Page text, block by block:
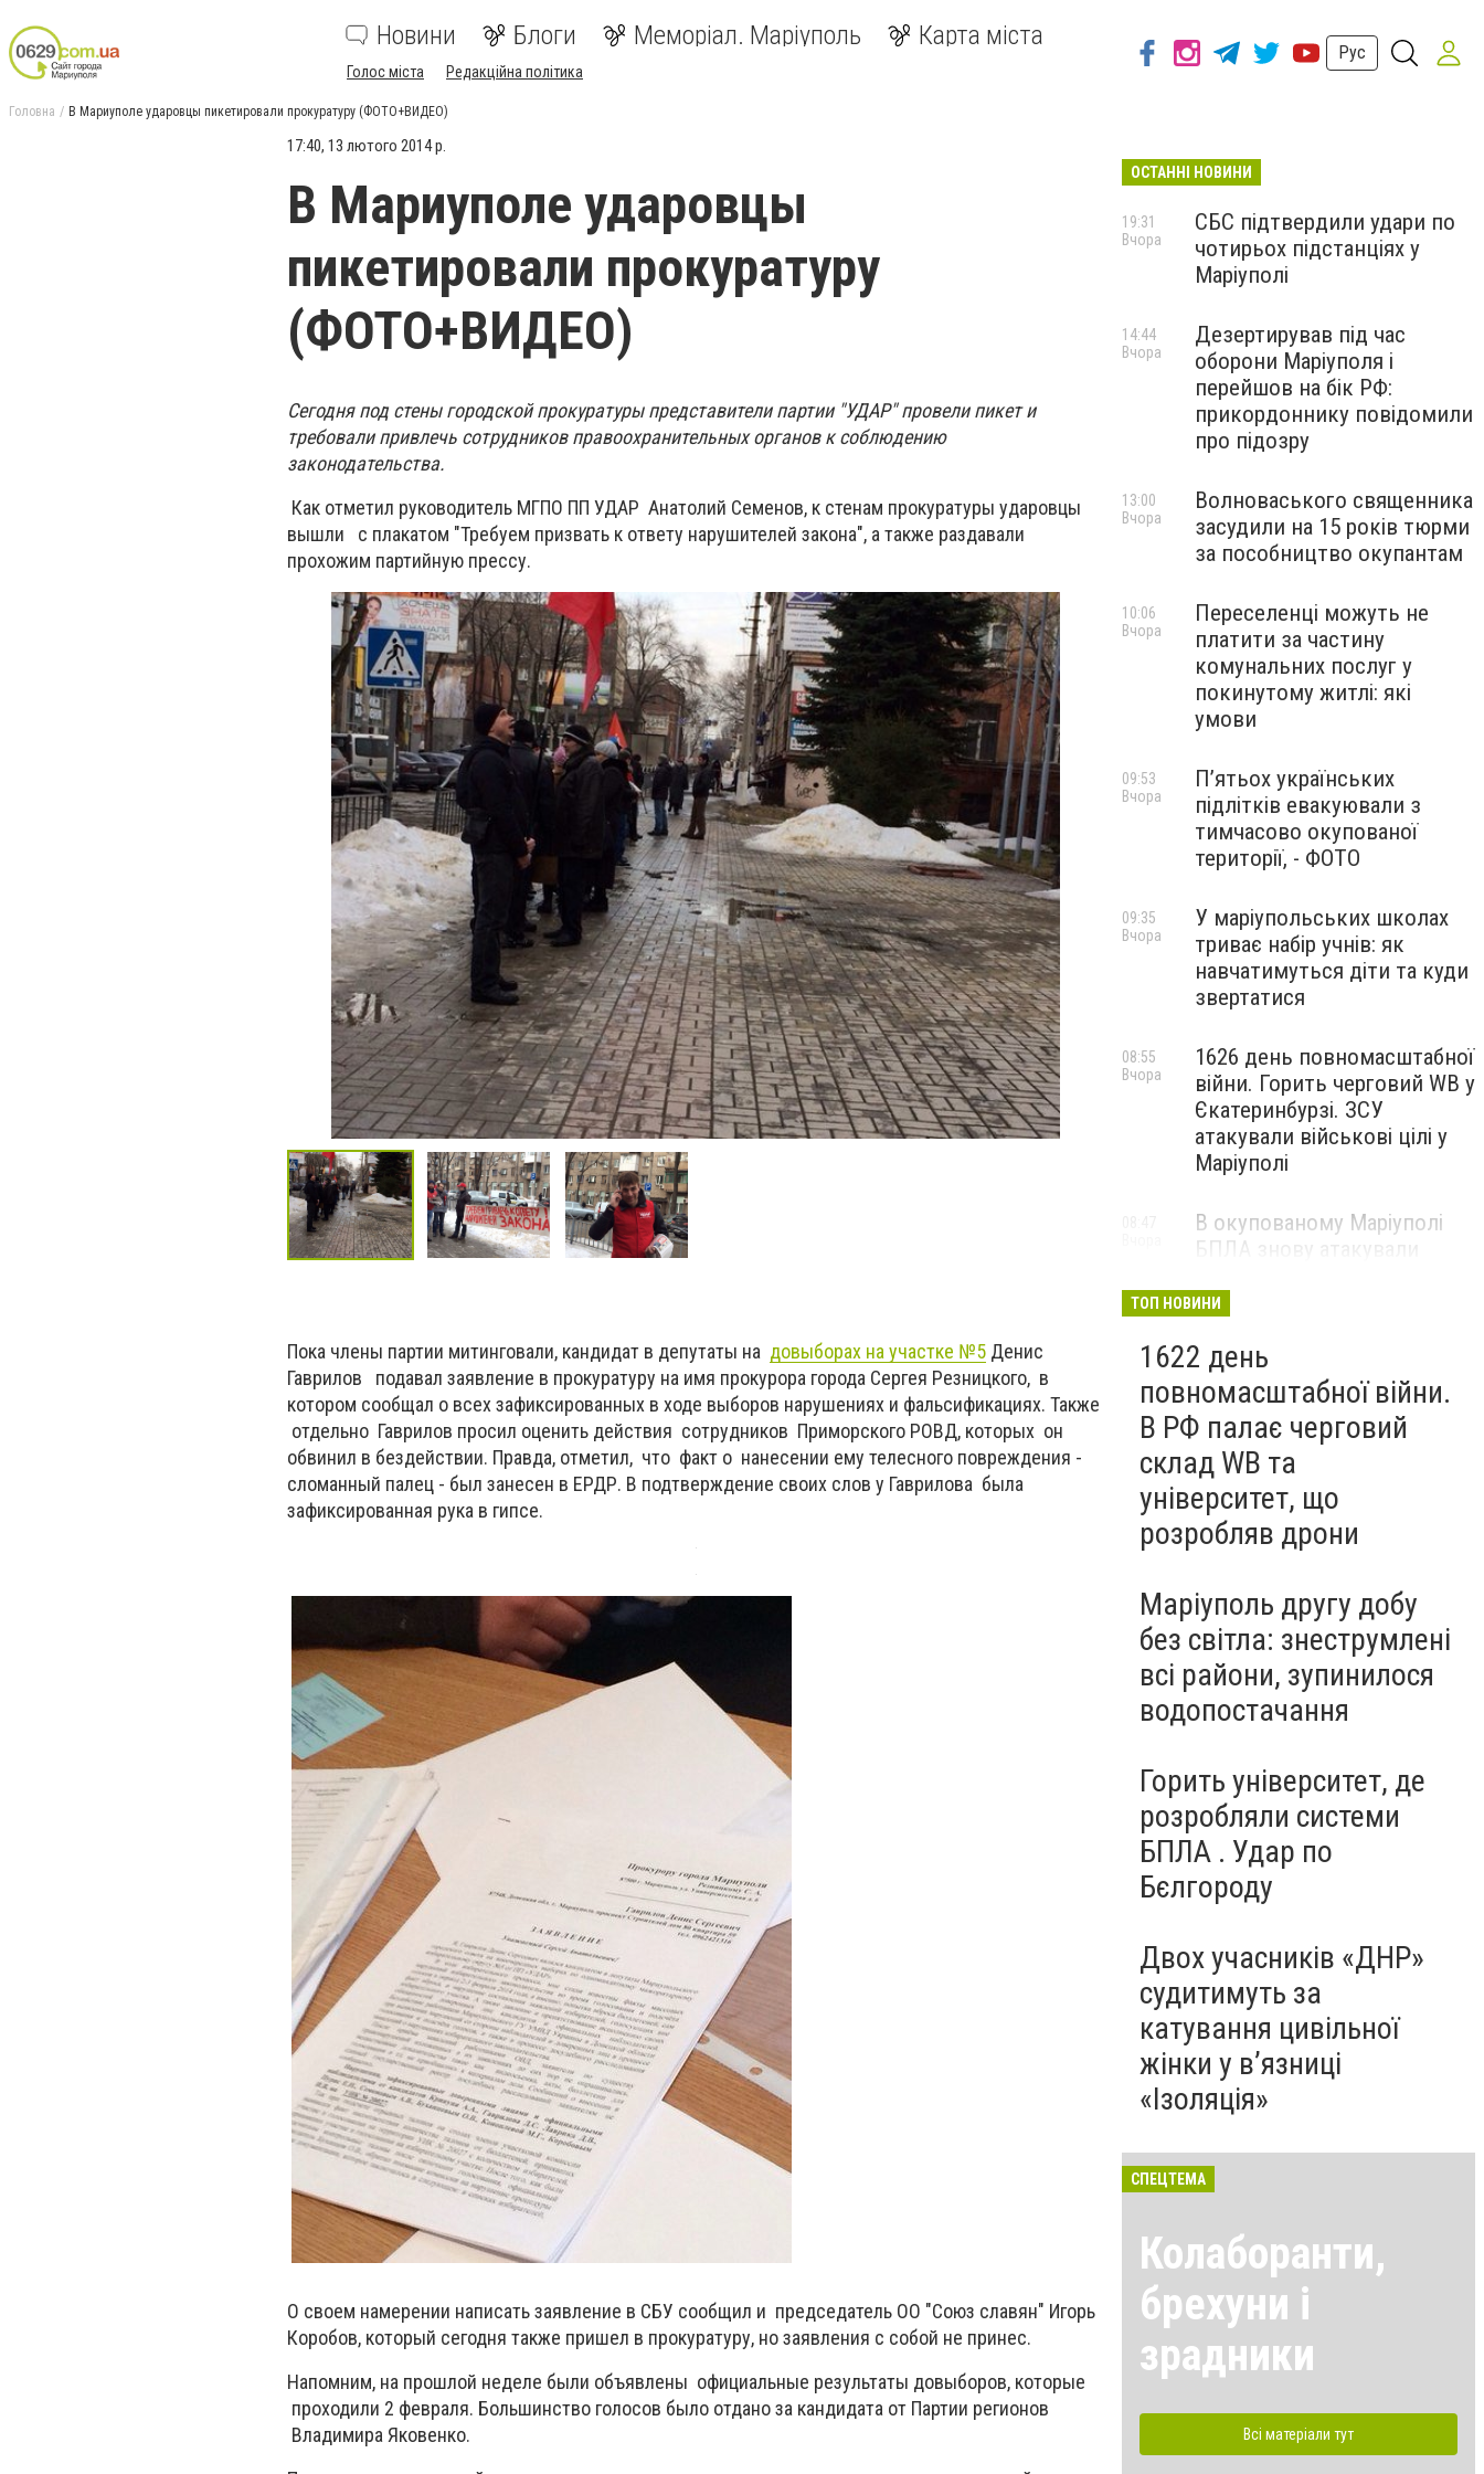
Новини Блоги Меморіал. Маріуполь Карта міста
Голос міста Редакційна політика
Рус
Головна В Мариуполе ударовцы пикетировали прокуратуру (ФОТО+ВИДЕО)
17:40, 13 лютого 2014 р.
В Мариуполе ударовцы
пикетировали прокуратуру
(ФОТО+ВИДЕО)
Сегодня под стены городской прокуратуры представители партии "УДАР" провели пикет и
требовали привлечь сотрудников правоохранительных органов к соблюдению
законодательства.
Как отметил руководитель МГПО ПП УДАР Анатолий Семенов, к стенам прокуратуры ударовцы
вышли с плакатом "Требуем призвать к ответу нарушителей закона", а также раздавали
прохожим партийную прессу.
Пока члены партии митинговали, кандидат в депутаты на довыборах на участке №5 Денис
Гаврилов подавал заявление в прокуратуру на имя прокурора города Сергея Резницкого, в
котором сообщал о всех зафиксированных в ходе выборов нарушениях и фальсификациях. Также
отдельно Гаврилов просил оценить действия сотрудников Приморского РОВД, которых он
обвинил в бездействии. Правда, отметил, что факт о нанесении ему телесного повреждения -
сломанный палец - был занесен в ЕРДР. В подтверждение своих слов у Гаврилова была
зафиксированная рука в гипсе.
О своем намерении написать заявление в СБУ сообщил и председатель ОО "Союз славян" Игорь
Коробов, который сегодня также пришел в прокуратуру, но заявления с собой не принес.
Напомним, на прошлой неделе были объявлены официальные результаты довыборов, которые
проходили 2 февраля. Большинство голосов было отдано за кандидата от Партии регионов
Владимира Яковенко.
ОСТАННІ НОВИНИ
СБС підтвердили удари по
чотирьох підстанціях у
Маріуполі
19:31
Вчора
Дезертирував під час
оборони Маріуполя і
перейшов на бік РФ:
прикордоннику повідомили
про підозру
14:44
Вчора
Волноваського священника
засудили на 15 років тюрми
за пособництво окупантам
13:00
Вчора
Переселенці можуть не
платити за частину
комунальних послуг у
покинутому житлі: які
умови
10:06
Вчора
П’ятьох українських
підлітків евакуювали з
тимчасово окупованої
території, - ФОТО
09:53
Вчора
У маріупольських школах
триває набір учнів: як
навчатимуться діти та куди
звертатися
09:35
Вчора
1626 день повномасштабної
війни. Горить черговий WB у
Єкатеринбурзі. ЗСУ
атакували військові цілі у
Маріуполі
08:55
Вчора
В окупованому Маріуполі
БПЛА знову атакували
— ВІДЕО
ТОП НОВИНИ
1622 день
повномасштабної війни.
В РФ палає черговий
склад WB та
університет, що
розробляв дрони
Маріуполь другу добу
без світла: знеструмлені
всі райони, зупинилося
водопостачання
Горить університет, де
розробляли системи
БПЛА . Удар по
Бєлгороду
Двох учасників «ДНР»
судитимуть за
катування цивільної
жінки у в’язниці
«Ізоляція»
СПЕЦТЕМА
Колаборанти,
брехуни і
зрадники
Всі матеріали тут